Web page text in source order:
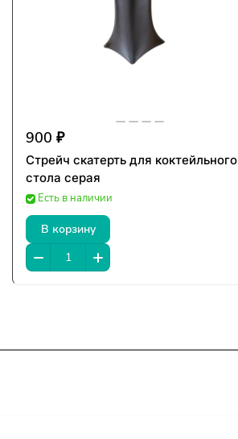
900 ₽
Стрейч скатерть для коктейльного
стола серая
Есть в наличии
В корзину